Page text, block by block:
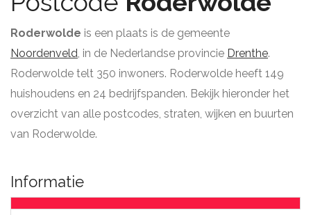
Roderwolde is een plaats is de gemeente
Noordenveld, in de Nederlandse provincie Drenthe.
Roderwolde telt 350 inwoners. Roderwolde heeft 149
huishoudens en 24 bedrijfspanden. Bekijk hieronder het
overzicht van alle postcodes, straten, wijken en buurten
van Roderwolde.
Informatie